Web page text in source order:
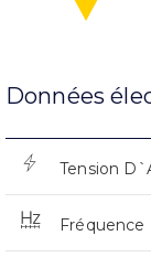
Données
Tension
Fréquence